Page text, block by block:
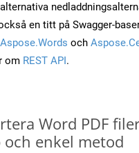
en titt på Swagger-
Aspose.Words och
om REST API.
Word PDF
och enkel metod